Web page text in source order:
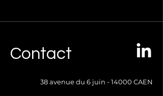
Contact
38 avenue du 6 juin - 14000 CAEN